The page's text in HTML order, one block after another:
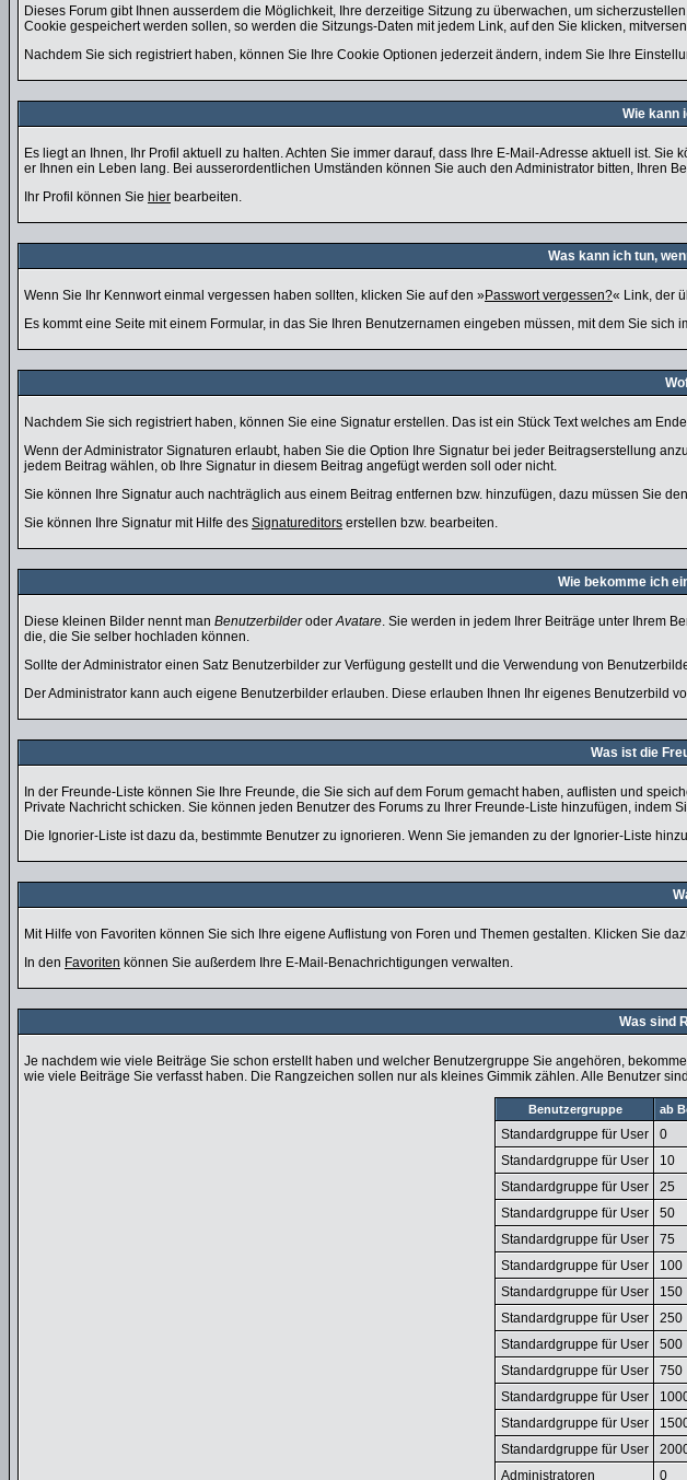
Dieses Forum gibt Ihnen ausserdem die Möglichkeit, Ihre derzeitige Sitzung zu überwachen, um
Cookie gespeichert werden sollen, so werden die Sitzungs-Daten mit jedem Link, auf den Sie klicken,
Nachdem Sie sich registriert haben, können Sie Ihre Cookie Optionen jederzeit ändern, indem Sie Ihre
Wie kann
Es liegt an Ihnen, Ihr Profil aktuell zu halten. Achten Sie immer darauf, dass Ihre E-Mail-Adresse aktuell ist.
er Ihnen ein Leben lang. Bei ausserordentlichen Umständen können Sie auch den Administrator bitten, Ihren
Ihr Profil können Sie hier bearbeiten.
Was kann ich tun,
Wenn Sie Ihr Kennwort einmal vergessen haben sollten, klicken Sie auf den »Passwort vergessen?« Link, der
Es kommt eine Seite mit einem Formular, in das Sie Ihren Benutzernamen eingeben müssen, mit dem Sie
Nachdem Sie sich registriert haben, können Sie eine Signatur erstellen. Das ist ein Stück Text welches am
Wenn der Administrator Signaturen erlaubt, haben Sie die Option Ihre Signatur bei jeder Beitragserstellung
jedem Beitrag wählen, ob Ihre Signatur in diesem Beitrag angefügt werden soll oder nicht.
Sie können Ihre Signatur auch nachträglich aus einem Beitrag entfernen bzw. hinzufügen, dazu müssen Sie
Sie können Ihre Signatur mit Hilfe des Signatureditors erstellen bzw. bearbeiten.
Wie bekomme ich
Diese kleinen Bilder nennt man BenutzerbilderoderAvatare. Sie werden in jedem Ihrer Beiträge unter Ihrem
die, die Sie selber hochladen können.
Sollte der Administrator einen Satz Benutzerbilder zur Verfügung gestellt und die Verwendung von
Der Administrator kann auch eigene Benutzerbilder erlauben. Diese erlauben Ihnen Ihr eigenes Benutzerbild
Was ist die
In der Freunde-Liste können Sie Ihre Freunde, die Sie sich auf dem Forum gemacht haben, auflisten und
Private Nachricht schicken. Sie können jeden Benutzer des Forums zu Ihrer Freunde-Liste hinzufügen, indem
Die Ignorier-Liste ist dazu da, bestimmte Benutzer zu ignorieren. Wenn Sie jemanden zu der Ignorier-Liste
Mit Hilfe von Favoriten können Sie sich Ihre eigene Auflistung von Foren und Themen gestalten. Klicken Sie
In den Favoriten können Sie außerdem Ihre E-Mail-Benachrichtigungen verwalten.
Was sind
Je nachdem wie viele Beiträge Sie schon erstellt haben und welcher Benutzergruppe Sie angehören,
wie viele Beiträge Sie verfasst haben. Die Rangzeichen sollen nur als kleines Gimmik zählen. Alle Benutzer
Benutzergruppe ab
Standardgruppe für User 0
Standardgruppe für User
10
Standardgruppe für User
25
Standardgruppe für User
50
Standardgruppe für User
75
Standardgruppe für User
100
Standardgruppe für User
150
Standardgruppe für User
250
Standardgruppe für User
500
Standardgruppe für User
750
Standardgruppe für User
Standardgruppe für User
Standardgruppe für User
Administratoren
0